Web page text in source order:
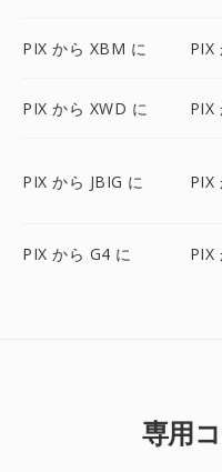
PIX から XBM に PIX
PIX から XWD に PIX
PIX から JBIG に PIX
PIX から G4 に PIX
専用